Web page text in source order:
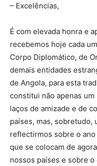
– Excelências,
É com elevada honra e
recebemos hoje cada
Corpo Diplomático, de
demais entidades
de Angola, para esta
constitui não apenas
laços de amizade e de
países, mas, sobretudo,
reflectirmos sobre o
que se colocam de
nossos países e sobre